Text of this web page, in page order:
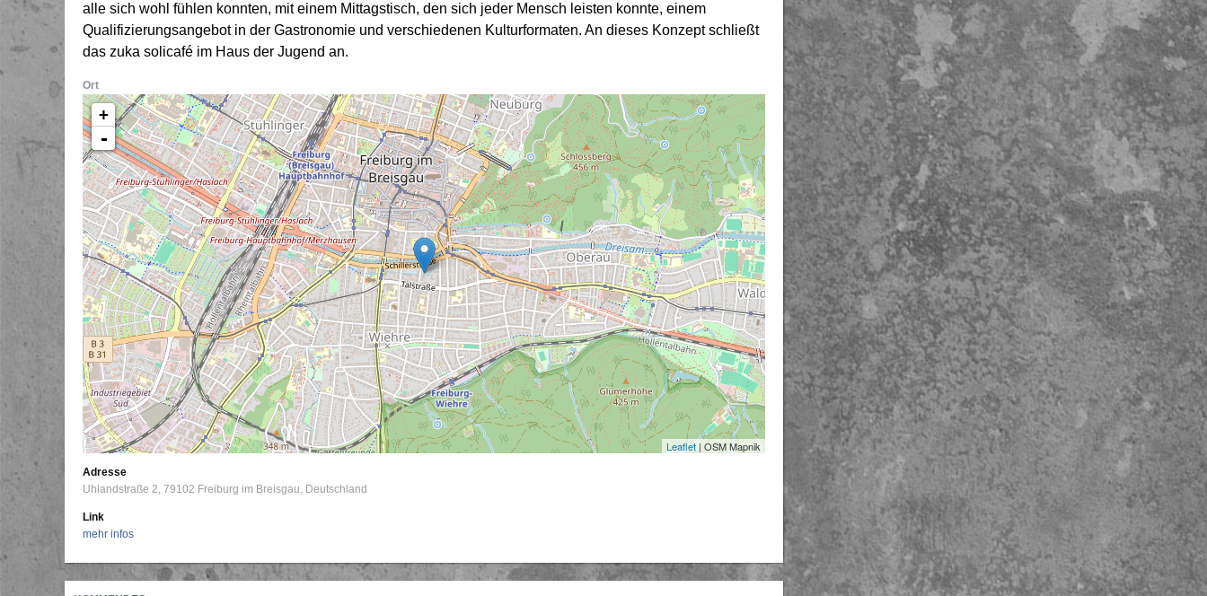
alle sich wohl fühlen konnten, mit einem Mittagstisch, den sich jeder Mensch leisten konnte, einem
Qualifizierungsangebot in der Gastronomie und verschiedenen Kulturformaten. An dieses Konzept schließt
das zuka solicafé im Haus der Jugend an.
Ort
+
-
Leaflet | OSM Mapnik
Adresse
Uhlandstraße 2 79102 Freiburg im Breisgau Deutschland
Link
mehr infos